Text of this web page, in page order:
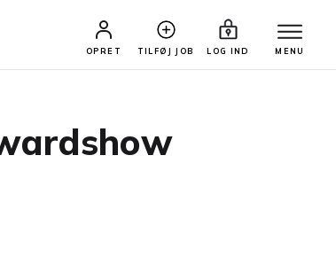
OPRET TILFØJ JOB LOG IND MENU